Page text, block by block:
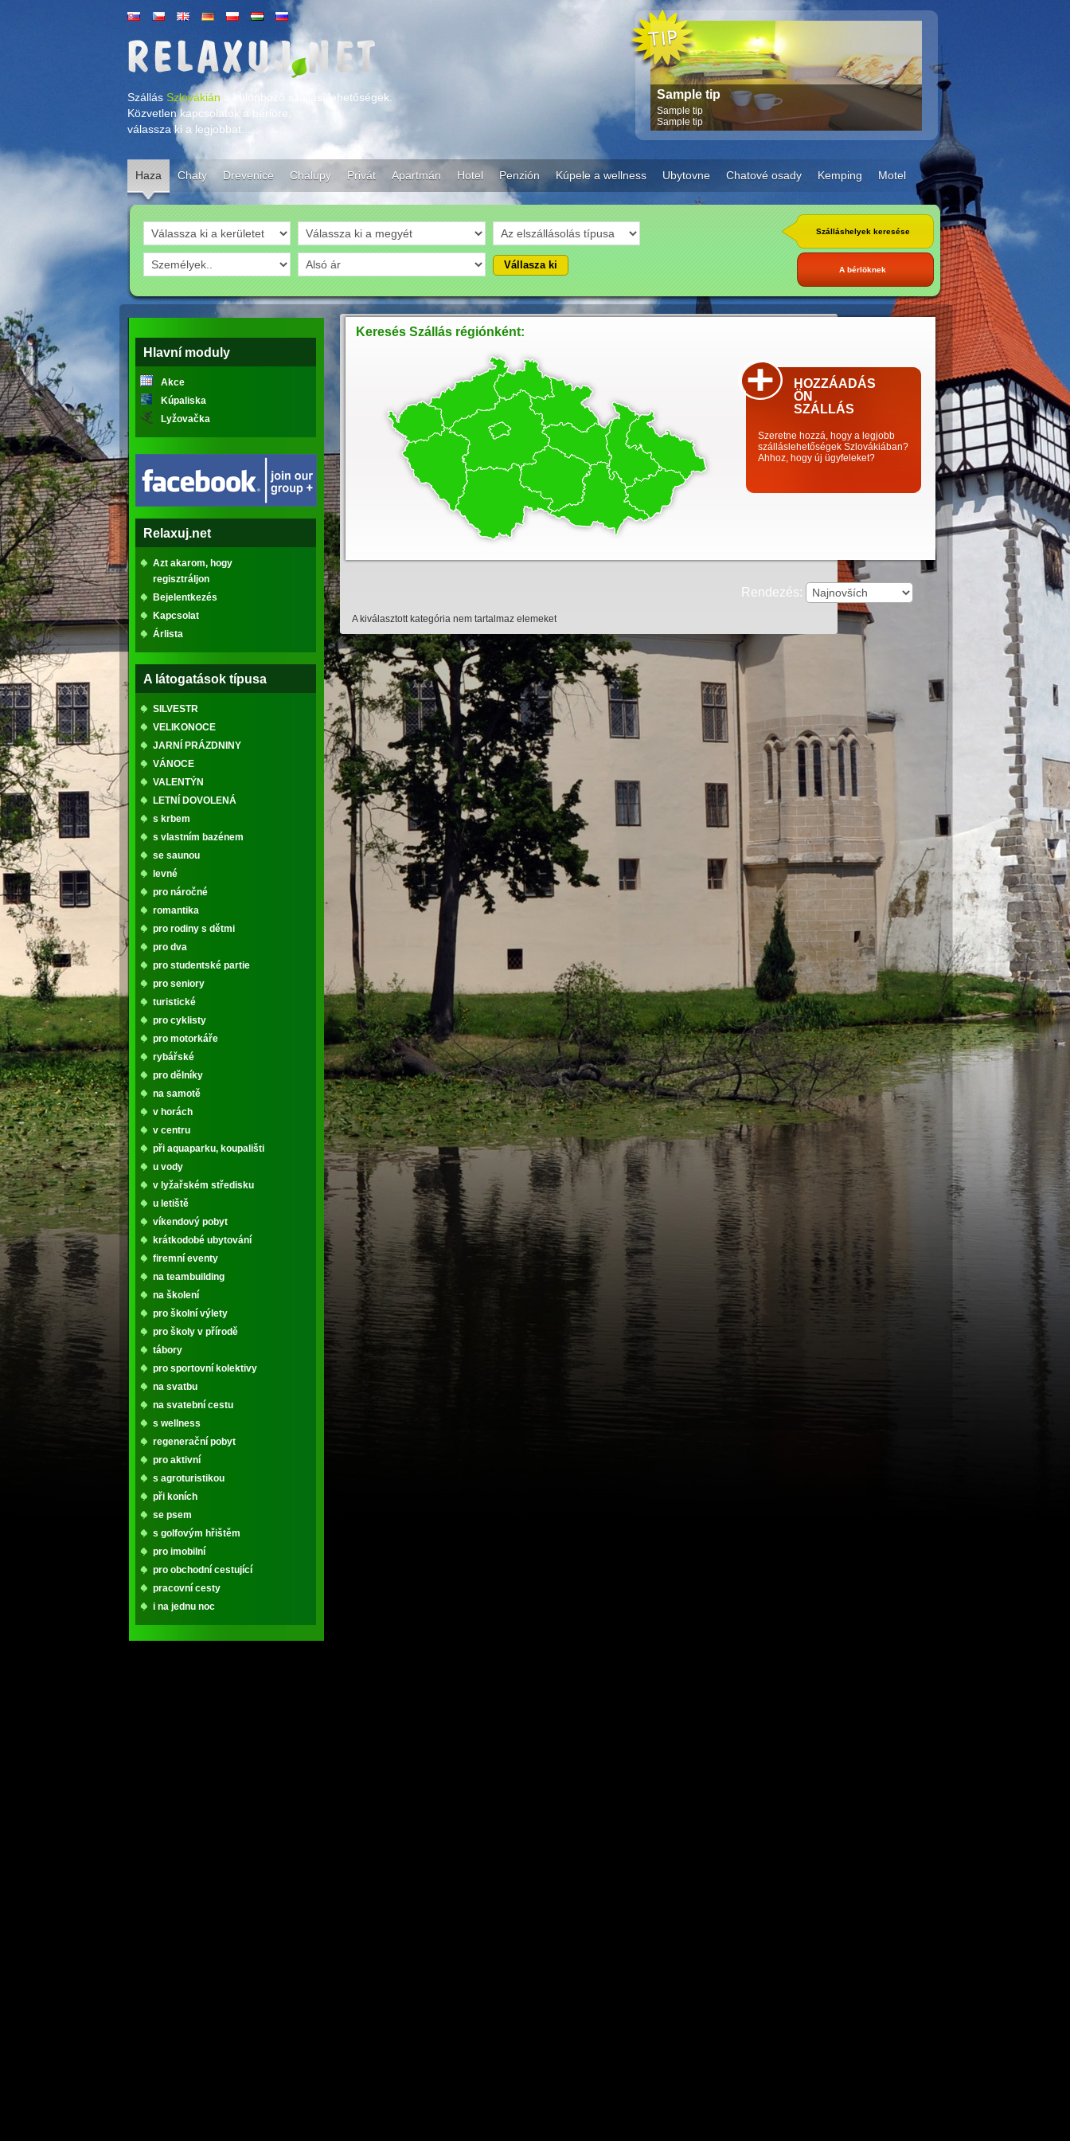
Sample tip
Sample tip
Sample tip
Szállás Szlovákián ,a különböző szállási lehetőségek.
Közvetlen kapcsolatok a bérlöre,
válassza ki a legjobbat....
Haza Chaty Drevenice Chalupy Privát Apartmán Hotel Penzión Kúpele a wellness Ubytovne Chatové osady Kemping Motel
Hlavní moduly
Akce
Kúpaliska
Lyžovačka
Relaxuj.net
Azt akarom, hogy
regisztráljon
Bejelentkezés
Kapcsolat
Árlista
A látogatások típusa
SILVESTR
VELIKONOCE
JARNÍ PRÁZDNINY
VÁNOCE
VALENTÝN
LETNÍ DOVOLENÁ
s krbem
s vlastním bazénem
se saunou
levné
pro náročné
romantika
pro rodiny s dětmi
pro dva
pro studentské partie
pro seniory
turistické
pro cyklisty
pro motorkáře
rybářské
pro dělníky
na samotě
v horách
v centru
při aquaparku, koupališti
u vody
v lyžařském středisku
u letiště
víkendový pobyt
krátkodobé ubytování
firemní eventy
na teambuilding
na školení
pro školní výlety
pro školy v přírodě
tábory
pro sportovní kolektivy
na svatbu
na svatební cestu
s wellness
regenerační pobyt
pro aktivní
s agroturistikou
při koních
se psem
s golfovým hřištěm
pro imobilní
pro obchodní cestující
pracovní cesty
i na jednu noc
Keresés Szállás régiónként:
HOZZÁADÁS
ÖN
SZÁLLÁS
Szeretne hozzá, hogy a legjobb
szálláslehetőségek Szlovákiában?
Ahhoz, hogy új ügyfeleket?
Rendezés:
A kiválasztott kategória nem tartalmaz elemeket